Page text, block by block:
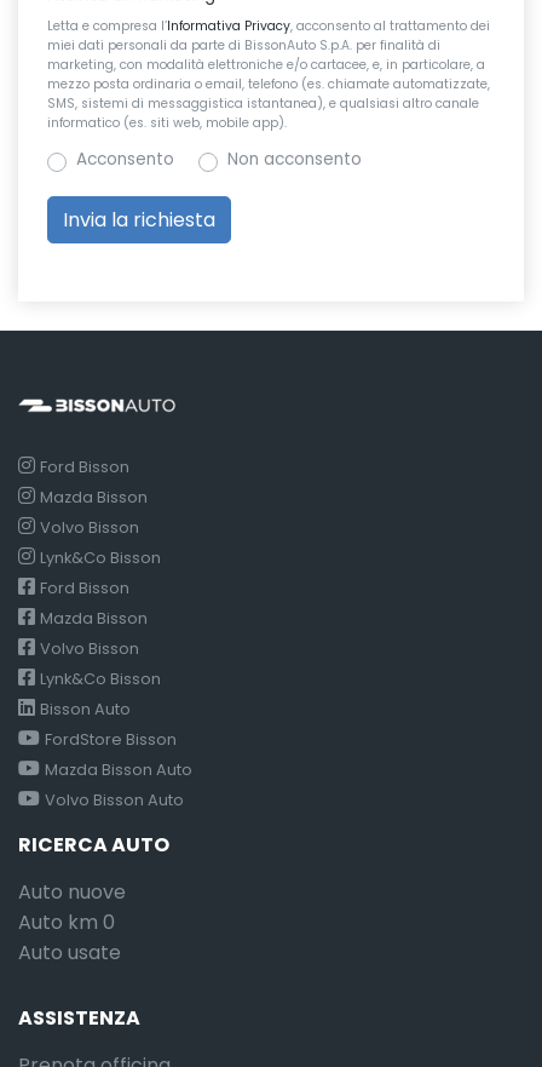
Letta e compresa l’Informativa Privacy, acconsento al trattamento dei
miei dati personali da parte di BissonAuto S.p.A. per finalità di
marketing, con modalità elettroniche e/o cartacee, e, in particolare, a
mezzo posta ordinaria o email, telefono (es. chiamate automatizzate,
SMS, sistemi di messaggistica istantanea), e qualsiasi altro canale
informatico (es. siti web, mobile app).
Acconsento Non acconsento
Ford Bisson
Mazda Bisson
Volvo Bisson
Lynk&Co Bisson
Ford Bisson
Mazda Bisson
Volvo Bisson
Lynk&Co Bisson
Bisson Auto
FordStore Bisson
Mazda Bisson Auto
Volvo Bisson Auto
RICERCA AUTO
Auto nuove
Auto km 0
Auto usate
ASSISTENZA